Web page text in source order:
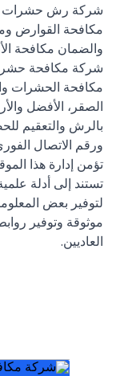
شركة رش حشرات
مكافحة القوارض
والضمان مكافحة
شركة مكافحة
مكافحة الحشرات
الصقر، الأفضل
بالرش والتعقيم
ورقم الاتصال
تؤمن إدارة هذا
تستند إلى أدلة
لتوفير بعض
موثوقة وتوفير
العاديين.
وقوارض
المبيدات